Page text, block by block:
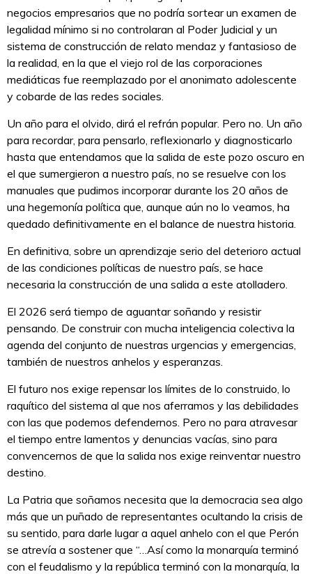
negocios empresarios que no podría sortear un examen de
legalidad mínimo si no controlaran al Poder Judicial y un
sistema de construcción de relato mendaz y fantasioso de
la realidad, en la que el viejo rol de las corporaciones
mediáticas fue reemplazado por el anonimato adolescente
y cobarde de las redes sociales.
Un año para el olvido, dirá el refrán popular. Pero no. Un año
para recordar, para pensarlo, reflexionarlo y diagnosticarlo
hasta que entendamos que la salida de este pozo oscuro en
el que sumergieron a nuestro país, no se resuelve con los
manuales que pudimos incorporar durante los 20 años de
una hegemonía política que, aunque aún no lo veamos, ha
quedado definitivamente en el balance de nuestra historia.
En definitiva, sobre un aprendizaje serio del deterioro actual
de las condiciones políticas de nuestro país, se hace
necesaria la construcción de una salida a este atolladero.
El 2026 será tiempo de aguantar soñando y resistir
pensando. De construir con mucha inteligencia colectiva la
agenda del conjunto de nuestras urgencias y emergencias,
también de nuestros anhelos y esperanzas.
El futuro nos exige repensar los límites de lo construido, lo
raquítico del sistema al que nos aferramos y las debilidades
con las que podemos defendernos. Pero no para atravesar
el tiempo entre lamentos y denuncias vacías, sino para
convencernos de que la salida nos exige reinventar nuestro
destino.
La Patria que soñamos necesita que la democracia sea algo
más que un puñado de representantes ocultando la crisis de
su sentido, para darle lugar a aquel anhelo con el que Perón
se atrevía a sostener que “…Así como la monarquía terminó
con el feudalismo y la república terminó con la monarquía, la